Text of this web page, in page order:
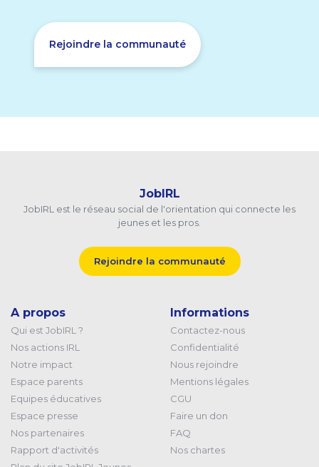
Rejoindre la communauté
JobIRL
JobIRL est le réseau social de l'orientation qui connecte les
jeunes et les pros.
Rejoindre la communauté
A propos
Qui est JobIRL ?
Nos actions IRL
Notre impact
Espace parents
Equipes éducatives
Espace presse
Nos partenaires
Rapport d'activités
Informations
Contactez-nous
Confidentialité
Nous rejoindre
Mentions légales
CGU
Faire un don
FAQ
Nos chartes